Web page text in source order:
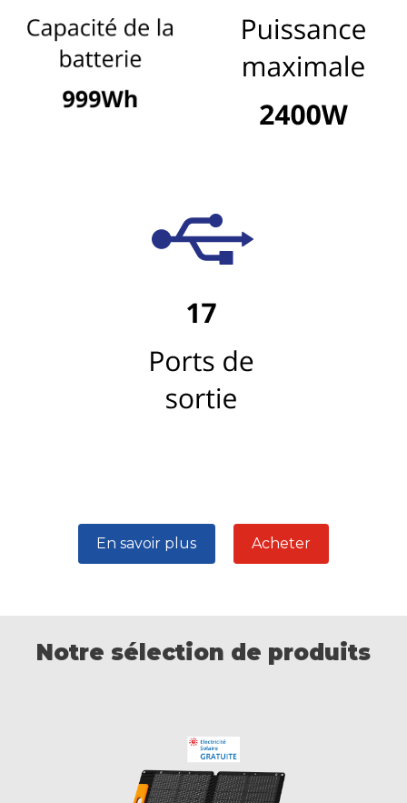
En savoir plus Acheter
Notre sélection de produits